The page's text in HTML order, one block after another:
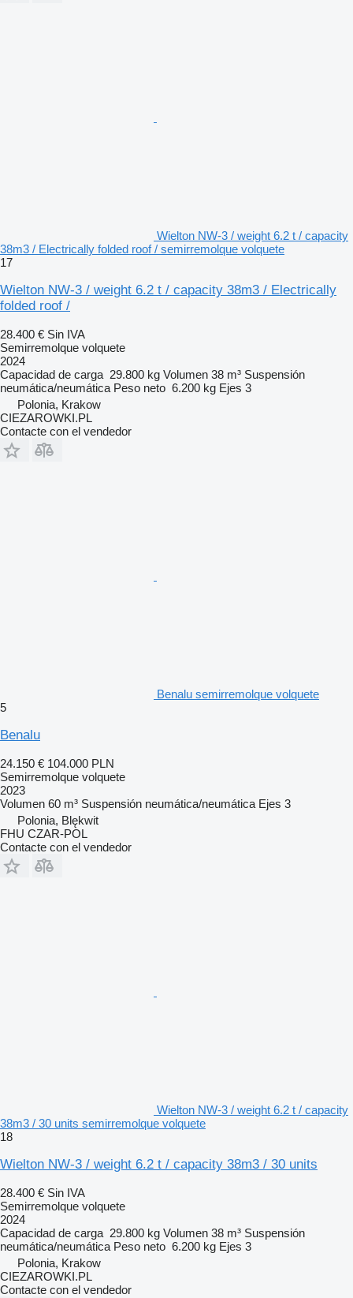
Wielton NW-3 / weight 6.2 t / capacity
38m3 / Electrically folded roof / semirremolque volquete
17
Wielton NW-3 / weight 6.2 t / capacity 38m3 / Electrically
folded roof /
28.400 € Sin IVA
Semirremolque volquete
2024
Capacidad de carga 29.800 kg Volumen 38 m³ Suspensión
neumática/neumática Peso neto 6.200 kg Ejes 3
Polonia, Krakow
CIEZAROWKI.PL
Contacte con el vendedor
Benalu semirremolque volquete
5
Benalu
24.150 € 104.000 PLN
Semirremolque volquete
2023
Volumen 60 m³ Suspensión neumática/neumática Ejes 3
Polonia, Blękwit
FHU CZAR-POL
Contacte con el vendedor
Wielton NW-3 / weight 6.2 t / capacity
38m3 / 30 units semirremolque volquete
18
Wielton NW-3 / weight 6.2 t / capacity 38m3 / 30 units
28.400 € Sin IVA
Semirremolque volquete
2024
Capacidad de carga 29.800 kg Volumen 38 m³ Suspensión
neumática/neumática Peso neto 6.200 kg Ejes 3
Polonia, Krakow
CIEZAROWKI.PL
Contacte con el vendedor